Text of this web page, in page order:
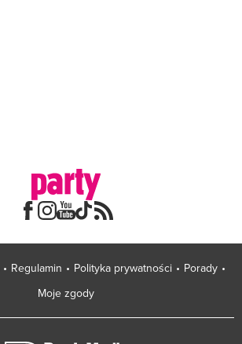
Regulamin Polityka prywatności
Porady
Moje zgody